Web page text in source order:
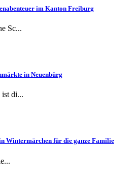
im Kanton Freiburg
Sc...
in Neuenbürg
ist di...
Wintermärchen für die ganze Familie